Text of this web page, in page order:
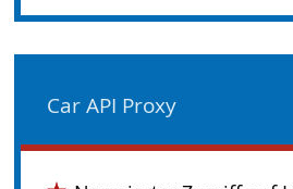
Car API Proxy